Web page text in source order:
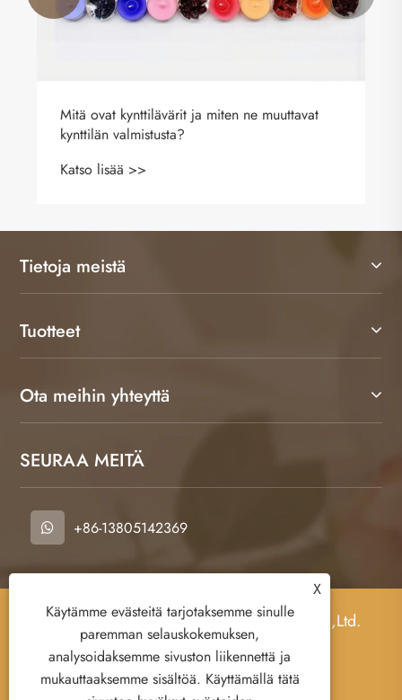
Mitä ovat kynttilävärit ja miten ne muuttavat
kynttilän valmistusta?
Katso lisää >>
Tietoja meistä
Tuotteet
Ota meihin yhteyttä
SEURAA MEITÄ
+86-13805142369
Copyright © 2026 Nanjing FNAT Chemical Co.,Ltd.
Kaikki oikeudet pidätetään.
X
Käytämme evästeitä tarjotaksemme sinulle
paremman selauskokemuksen,
analysoidaksemme sivuston liikennettä ja
mukauttaaksemme sisältöä. Käyttämällä tätä